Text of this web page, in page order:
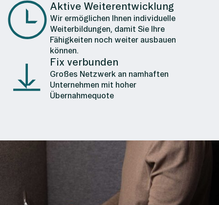
Aktive Weiterentwicklung
Wir ermöglichen Ihnen individuelle
Weiterbildungen, damit Sie Ihre
Fähigkeiten noch weiter ausbauen
können.
Fix verbunden
Großes Netzwerk an namhaften
Unternehmen mit hoher
Übernahmequote